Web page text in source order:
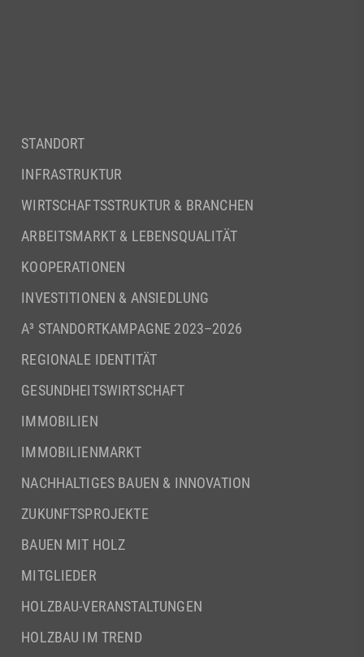
STANDORT
INFRASTRUKTUR
WIRTSCHAFTSSTRUKTUR & BRANCHEN
ARBEITSMARKT & LEBENSQUALITÄT
KOOPERATIONEN
INVESTITIONEN & ANSIEDLUNG
A³ STANDORTKAMPAGNE 2023–2026
REGIONALE IDENTITÄT
GESUNDHEITSWIRTSCHAFT
IMMOBILIEN
IMMOBILIENMARKT
NACHHALTIGES BAUEN & INNOVATION
ZUKUNFTSPROJEKTE
BAUEN MIT HOLZ
MITGLIEDER
HOLZBAU-VERANSTALTUNGEN
HOLZBAU IM TREND